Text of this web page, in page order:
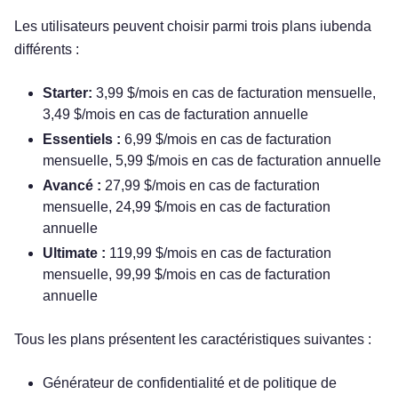
Les utilisateurs peuvent choisir parmi trois plans iubenda
différents :
Starter: 3,99 $/mois en cas de facturation mensuelle,
3,49 $/mois en cas de facturation annuelle
Essentiels : 6,99 $/mois en cas de facturation
mensuelle, 5,99 $/mois en cas de facturation annuelle
Avancé : 27,99 $/mois en cas de facturation
mensuelle, 24,99 $/mois en cas de facturation
annuelle
Ultimate : 119,99 $/mois en cas de facturation
mensuelle, 99,99 $/mois en cas de facturation
annuelle
Tous les plans présentent les caractéristiques suivantes :
Générateur de confidentialité et de politique de